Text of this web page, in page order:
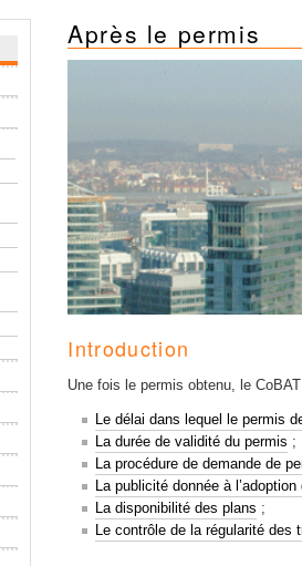
Après le permis
Introduction
Une fois le permis obtenu, le
Le délai dans lequel le permis
La durée de validité du permis ;
La procédure de demande de
La publicité donnée à
La disponibilité des plans ;
Le contrôle de la régularité des